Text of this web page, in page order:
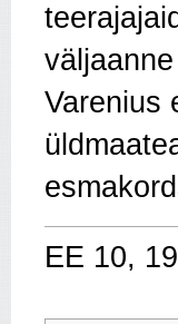
väljaanne
Varenius
EE 10,